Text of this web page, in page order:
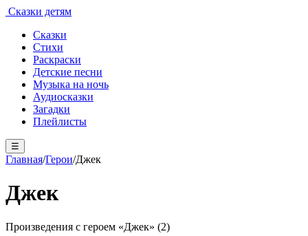
Сказки детям
Сказки
Стихи
Раскраски
Детские песни
Музыка на ночь
Аудиосказки
Загадки
Плейлисты
☰
Главная/Герои/Джек
Джек
Произведения с героем «Джек» (2)